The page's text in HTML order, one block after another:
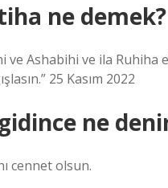
ne demek?
ve Ashabihi ve ila Ruhiha
25 Kasım 2022
ne
cennet olsun.